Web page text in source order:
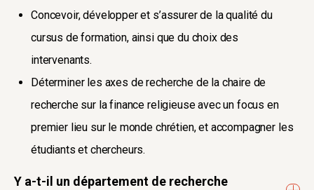
Concevoir, développer et s’assurer de la qualité du
cursus de formation, ainsi que du choix des
intervenants.
Déterminer les axes de recherche de la chaire de
recherche sur la finance religieuse avec un focus en
premier lieu sur le monde chrétien, et accompagner les
étudiants et chercheurs.
Y a-t-il un département de recherche